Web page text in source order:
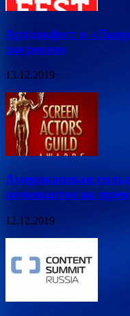
Артдокфест и
лауреатов
13.12.2019
Американская
номинантов на
12.12.2019